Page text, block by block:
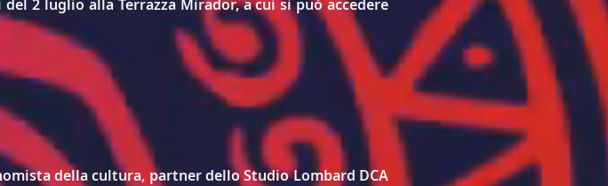
2 luglio alla Terrazza Mirador, a cui si può accedere
della cultura, partner dello Studio Lombard DCA